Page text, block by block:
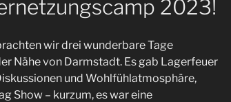
2023!
wir drei wunderbare Tage
Nähe von Darmstadt. Es gab Lagerfeuer
und Wohlfühlatmosphäre,
Show – kurzum, es war eine